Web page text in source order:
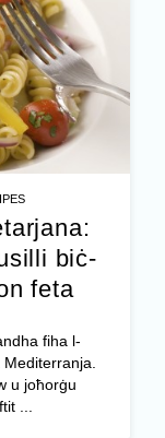
biċ-
feta
fiha l-
u joħorġu
...